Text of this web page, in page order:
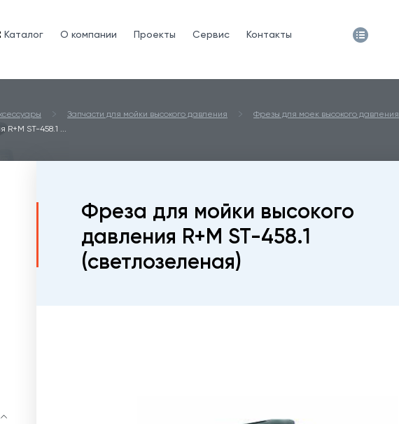
Каталог O компании Проекты Сервис Контакты
Запчасти для мойки высокого давления
Фрезы для моек высокого давления
ST-458.1 ...
Фреза для мойки высокого
давления R+M ST-458.1
(светлозеленая)